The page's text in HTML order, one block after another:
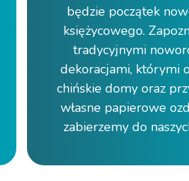
będzie początek
księżycowego.
tradycyjnymi
dekoracjami, którymi
chińskie domy oraz
własne papierowe
zabierzemy do